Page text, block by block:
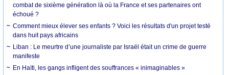
combat de sixième génération là où la France et ses partenaires ont
échoué ?
Comment mieux élever ses enfants ? Voici les résultats d'un projet testé
dans huit pays africains
Liban : Le meurtre d’une journaliste par Israël était un crime de guerre
manifeste
En Haïti, les gangs infligent des souffrances « inimaginables »